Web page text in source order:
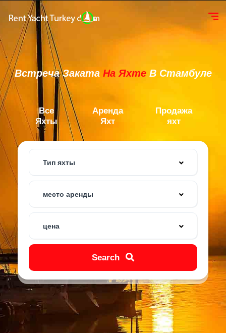
Встреча ЗакатаНа ЯхтеВ Стамбуле
Все
Яхты
Аренда
Яхт
Продажа
яхт
Тип яхты
место аренды
цена
Search